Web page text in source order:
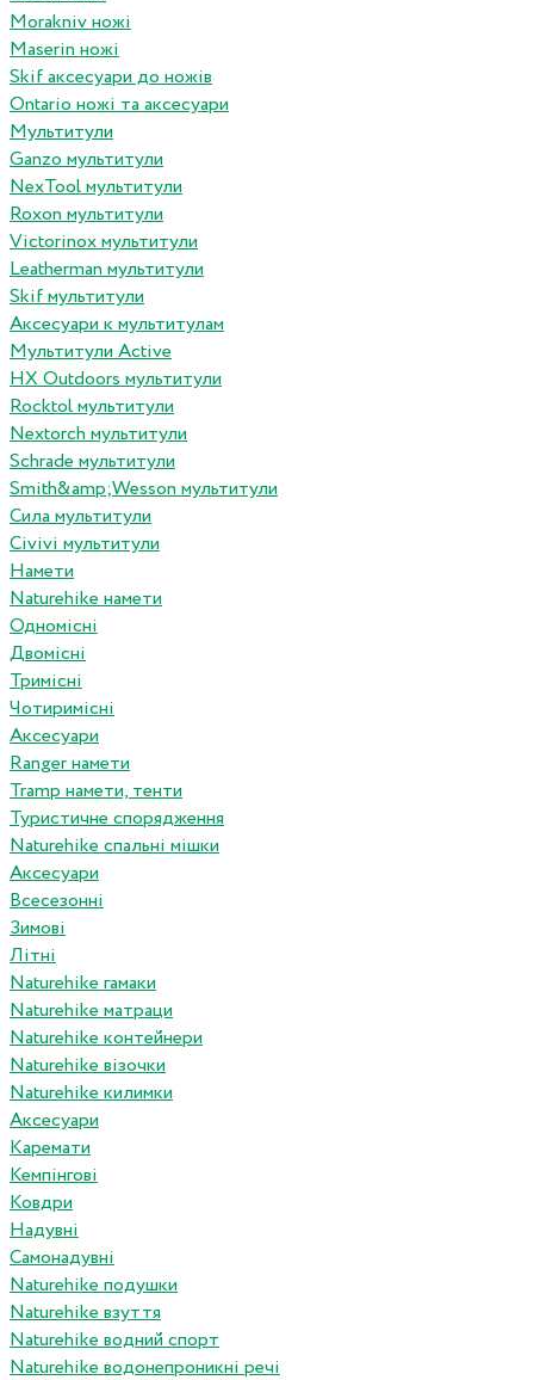
Morakniv ножі
Maserin ножі
Skif аксесуари до ножів
Ontario ножі та аксесуари
Мультитули
Ganzo мультитули
NexTool мультитули
Roxon мультитули
Victorinox мультитули
Leatherman мультитули
Skif мультитули
Аксесуари к мультитулам
Мультитули Active
HX Outdoors мультитули
Rocktol мультитули
Nextorch мультитули
Schrade мультитули
Smith&amp;Wesson мультитули
Сила мультитули
Civivi мультитули
Намети
Naturehike намети
Одномісні
Двомісні
Тримісні
Чотиримісні
Аксесуари
Ranger намети
Tramp намети, тенти
Туристичне спорядження
Naturehike спальні мішки
Аксесуари
Всесезонні
Зимові
Літні
Naturehike гамаки
Naturehike матраци
Naturehike контейнери
Naturehike візочки
Naturehike килимки
Аксесуари
Каремати
Кемпінгові
Ковдри
Надувні
Самонадувні
Naturehike подушки
Naturehike взуття
Naturehike водний спорт
Naturehike водонепроникні речі